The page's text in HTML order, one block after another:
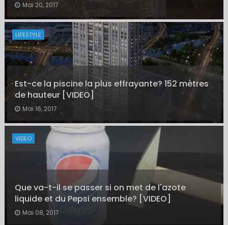
Mai 20, 2017
LIFESTYLE
Est-ce la piscine la plus effrayante? 152 mètres
de hauteur [VIDEO]
Mai 16, 2017
VIDEO
Que va-t-il se passer si on met de l'azote
liquide et du Pepsi ensemble? [VIDEO]
Mai 08, 2017